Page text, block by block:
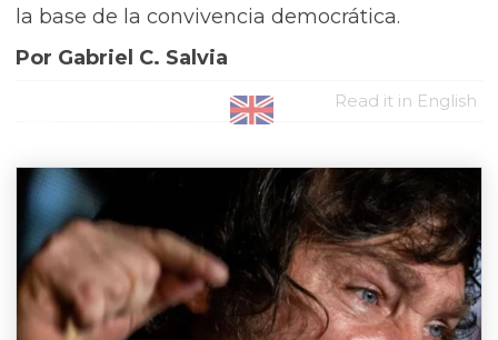
la base de la convivencia democrática.
Por Gabriel C. Salvia
Read it in English